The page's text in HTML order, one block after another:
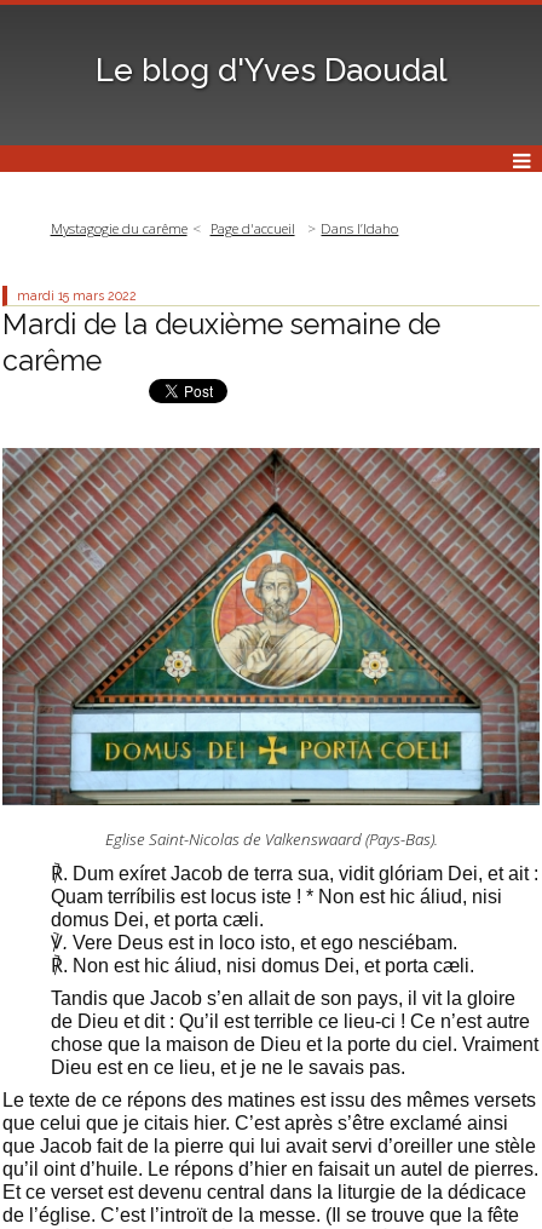
Le blog d'Yves Daoudal
Mystagogie du carême Page d'accueil Dans l’Idaho
mardi 15 mars 2022
Mardi de la deuxième semaine de
carême
Eglise Saint-Nicolas de Valkenswaard (Pays-Bas).
℟. Dum exíret Jacob de terra sua, vidit glóriam Dei, et ait :
Quam terríbilis est locus iste ! * Non est hic áliud, nisi
domus Dei, et porta cæli.
℣. Vere Deus est in loco isto, et ego nesciébam.
℟. Non est hic áliud, nisi domus Dei, et porta cæli.
Tandis que Jacob s’en allait de son pays, il vit la gloire
de Dieu et dit : Qu’il est terrible ce lieu-ci ! Ce n’est autre
chose que la maison de Dieu et la porte du ciel. Vraiment
Dieu est en ce lieu, et je ne le savais pas.
Le texte de ce répons des matines est issu des mêmes versets
que celui que je citais hier. C’est après s’être exclamé ainsi
que Jacob fait de la pierre qui lui avait servi d’oreiller une stèle
qu’il oint d’huile. Le répons d’hier en faisait un autel de pierres.
Et ce verset est devenu central dans la liturgie de la dédicace
de l’église. C’est l’introït de la messe. (Il se trouve que la fête